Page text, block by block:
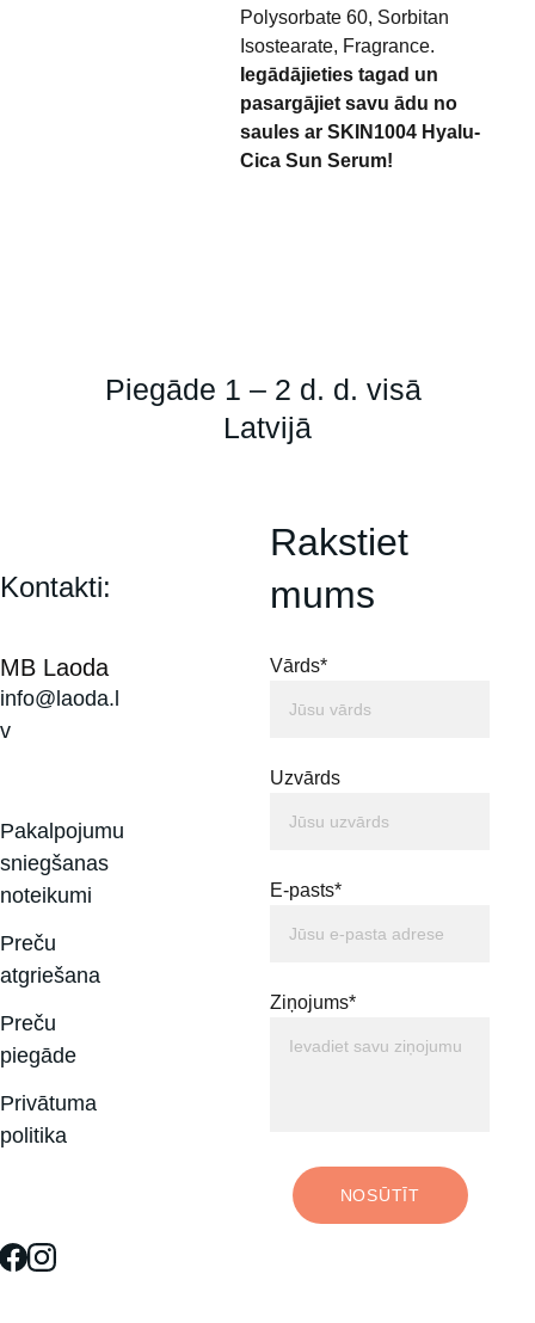
Polysorbate 60, Sorbitan
Isostearate, Fragrance.
Iegādājieties tagad un
pasargājiet savu ādu no
saules ar SKIN1004 Hyalu-
Cica Sun Serum!
Rakstiet
mums
Vārds*
Uzvārds
E-pasts*
Ziņojums*
NOSŪTĪT
MB Laoda
Kontakti:
info@laoda.l
v
Pakalpojumu
sniegšanas
noteikumi
Preču
atgriešana
Preču
piegāde
Privātuma
politika
Piegāde 1 – 2 d. d. visā
Latvijā